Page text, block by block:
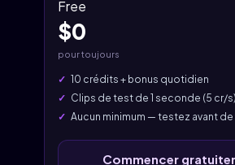
Free
$0
pour toujours
10 crédits + bonus quotidien
Clips de test de 1 seconde (5 cr/s)
Aucun minimum — testez avant
Commencer